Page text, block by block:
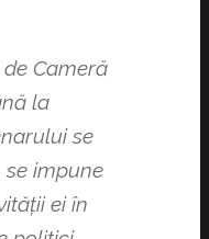
Cameră
la
se
se impune
ei în